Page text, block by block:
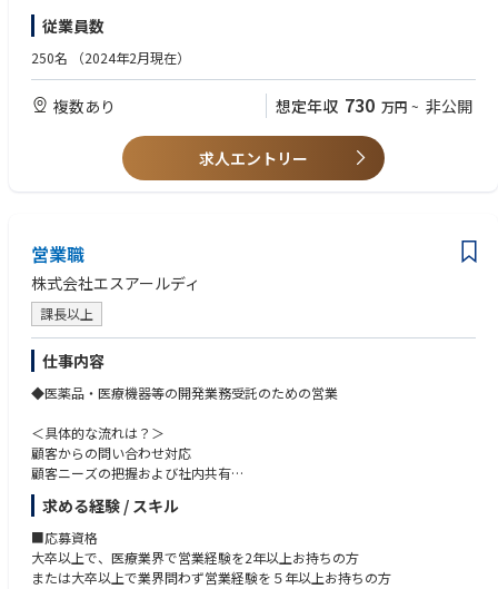
■評価制度
達成率に応じてインセンティブの支給があります。成果に応じて評価を受
ける環境で働きたいという方にはモチベーションとなる環境です。
（１）質の高さ
同社は一般検査（血液検査・結晶検査）、遺伝子検査（ＰＣＲ等）、病理
（２）スピード
全国から検体到着後３日以内にデータをお返しするお約束をしています。
繁忙期を含め、１年間で９７％が到着後24時間以内にWEBデータにて返答
が完了しています。バイク便なども提供しているため、急ぎの依頼にもス
ムーズに対応している。
■同社の特徴
同社は本社をアメリカに置き、世界175ヶ国に展開している企業です。Nas
本支社は前年比10%以上の成長を続けています。業界の中でのアイデック
スの強みは、開発投資を積極的に行う事で生み出された製品力とサービス
の豊富さにあります。アイデックスは国内で唯一、医療機器、検査サービ
ス、検査キットの3点を自社で提供している企業です。一方で、ワークラ
イフバランスが整っており、女性が長期にわたり働きやすい環境であるた
め、女性の在籍率は50%を超えています。
【歓迎】
・メーカーでの提案営業経験
・動物病院向け営業経験
従業員数
250名 （2024年2月現在）
複数あり 想定年収 730 万円 ~ 非公開
求人エントリー
営業職
株式会社エスアールディ
課長以上
仕事内容
◆医薬品・医療機器等の開発業務受託のための営業
＜具体的な流れは？＞
顧客からの問い合わせ対応
顧客ニーズの把握および社内共有
見積書・提案資料作成
コンペ実施（提案・プレゼン）
案件受託・契約対応
受託後、PM・臨床開発など各担当部門への引き継ぎ
社内関係部署・プロジェクトのフォローアップ
求める経験 / スキル
■応募資格
大卒以上で、医療業界で営業経験を2年以上お持ちの方
または大卒以上で業界問わず営業経験を５年以上お持ちの方